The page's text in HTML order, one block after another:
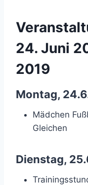
24. Juni
2019
Montag,
Mädchen
Gleichen
Dienstag,